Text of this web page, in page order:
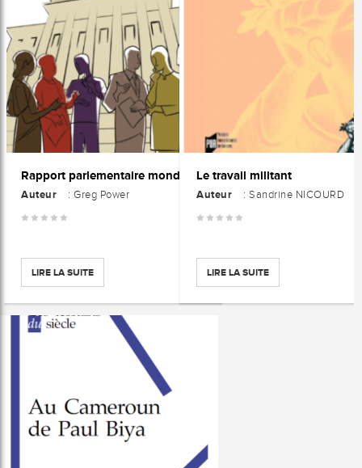
Rapport parlementaire mondial : L'évolution de la représentation parlementaire
Auteur : Greg Power
LIRE LA SUITE
Le travail militant
Auteur : Sandrine NICOURD
LIRE LA SUITE